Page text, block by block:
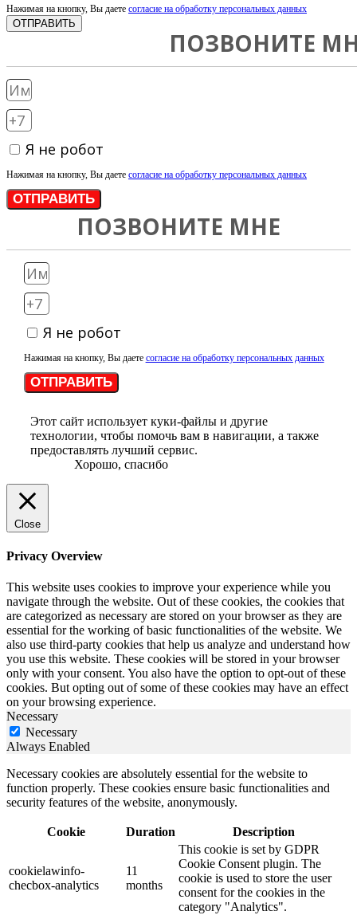
Нажимая на кнопку, Вы даете согласие на обработку персональных данных
ОТПРАВИТЬ
ПОЗВОНИТЕ
Я не робот
Нажимая на кнопку, Вы даете согласие на обработку персональных данных
ОТПРАВИТЬ
ПОЗВОНИТЕ МНЕ
Я не робот
Нажимая на кнопку, Вы даете согласие на обработку персональных данных
ОТПРАВИТЬ
Этот сайт использует куки-файлы и другие
технологии, чтобы помочь вам в навигации, а также
предоставлять лучший сервис.
Хорошо, спасибо
Close
Privacy Overview
This website uses cookies to improve your experience while you
navigate through the website. Out of these cookies, the cookies that
are categorized as necessary are stored on your browser as they are
essential for the working of basic functionalities of the website. We
also use third-party cookies that help us analyze and understand how
you use this website. These cookies will be stored in your browser
only with your consent. You also have the option to opt-out of these
cookies. But opting out of some of these cookies may have an effect
on your browsing experience.
Necessary
Necessary
Always Enabled
Necessary cookies are absolutely essential for the website to
function properly. These cookies ensure basic functionalities and
security features of the website, anonymously.
Cookie Duration Description
cookielawinfo-
checbox-analytics
11
months
This cookie is set by GDPR
Cookie Consent plugin. The
cookie is used to store the user
consent for the cookies in the
category "Analytics".